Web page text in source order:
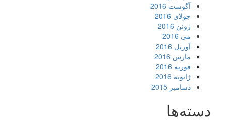
آگوست 2016
جولای 2016
ژوئن 2016
می 2016
آوریل 2016
مارس 2016
فوریه 2016
ژانویه 2016
دسامبر 2015
دسته‌ها